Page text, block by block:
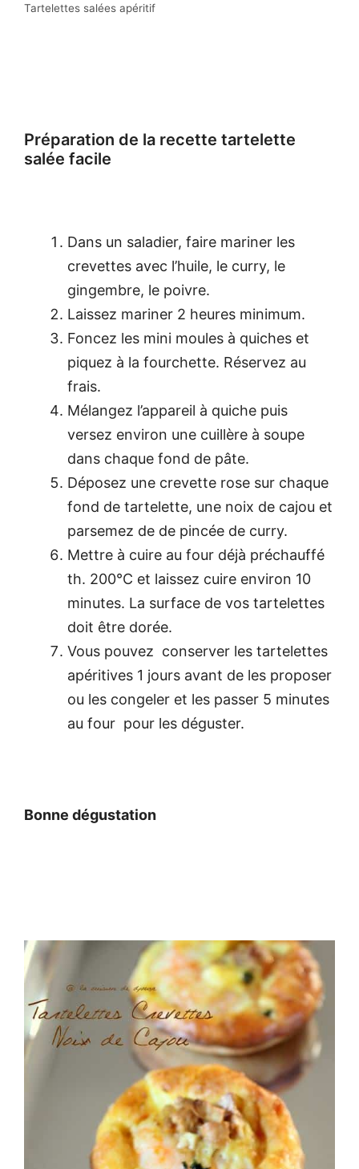
Tartelettes salées apéritif
Préparation de la recette tartelette
salée facile
Dans un saladier, faire mariner les
crevettes avec l’huile, le curry, le
gingembre, le poivre.
Laissez mariner 2 heures minimum.
Foncez les mini moules à quiches et
piquez à la fourchette. Réservez au
frais.
Mélangez l’appareil à quiche puis
versez environ une cuillère à soupe
dans chaque fond de pâte.
Déposez une crevette rose sur chaque
fond de tartelette, une noix de cajou et
parsemez de de pincée de curry.
Mettre à cuire au four déjà préchauffé
th. 200°C et laissez cuire environ 10
minutes. La surface de vos tartelettes
doit être dorée.
Vous pouvez conserver les tartelettes
apéritives 1 jours avant de les proposer
ou les congeler et les passer 5 minutes
au four pour les déguster.
Bonne dégustation